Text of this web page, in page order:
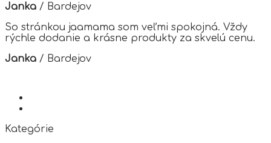
Janka / Bardejov
So stránkou jaamama som veľmi spokojná. Vždy
rýchle dodanie a krásne produkty za skvelú cenu.
Janka / Bardejov
Kategórie